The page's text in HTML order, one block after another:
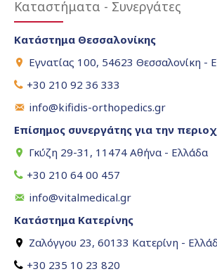
Καταστήματα - Συνεργάτες
Κατάστημα Θεσσαλονίκης
Εγνατίας 100, 54623 Θεσσαλονίκη -
+30 210 92 36 333
info@kifidis-orthopedics.gr
Επίσημος συνεργάτης για την
Γκύζη 29-31, 11474 Αθήνα - Ελλάδα
+30 210 64 00 457
info@vitalmedical.gr
Κατάστημα Κατερίνης
Ζαλόγγου 23, 60133 Κατερίνη -
+30 235 10 23 820